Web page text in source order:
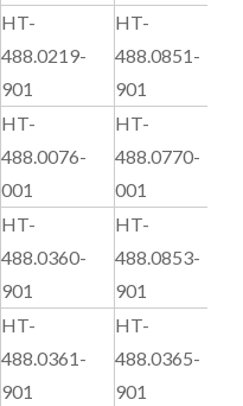
HT-
488.0219-
901
HT-
488.0851-
901
HT-
488.0076-
001
HT-
488.0770-
001
HT-
488.0360-
901
HT-
488.0853-
901
HT-
488.0361-
901
HT-
488.0365-
901